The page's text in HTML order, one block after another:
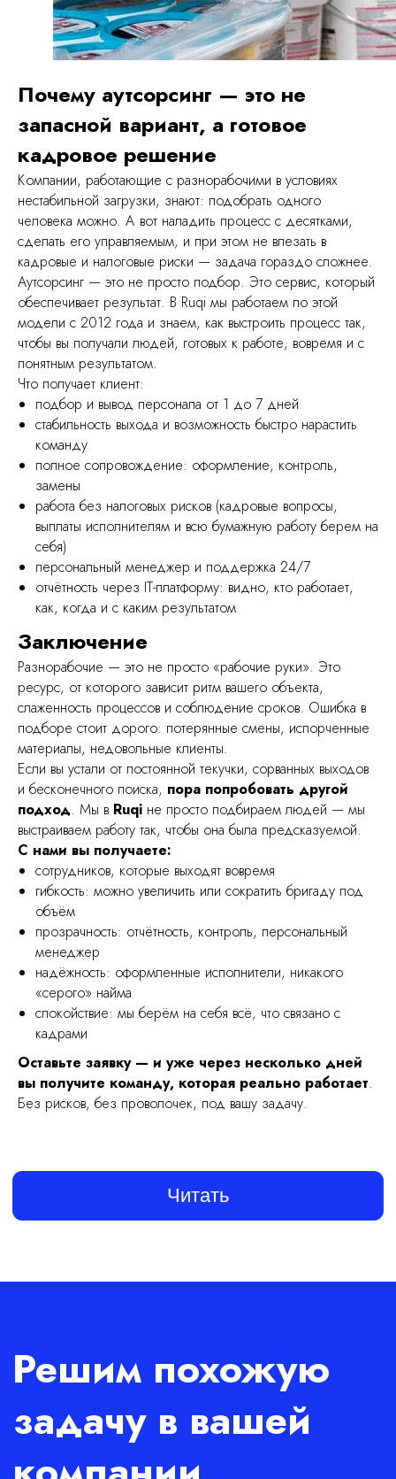
Почему аутсорсинг — это не
запасной вариант, а готовое
кадровое решение
Компании, работающие с разнорабочими в условиях
нестабильной загрузки, знают: подобрать одного
человека можно. А вот наладить процесс с десятками,
сделать его управляемым, и при этом не влезать в
кадровые и налоговые риски — задача гораздо сложнее.
Аутсорсинг — это не просто подбор. Это сервис, который
обеспечивает результат. В Ruqi мы работаем по этой
модели с 2012 года и знаем, как выстроить процесс так,
чтобы вы получали людей, готовых к работе, вовремя и с
понятным результатом.
Что получает клиент:
подбор и вывод персонала от 1 до 7 дней
стабильность выхода и возможность быстро нарастить
команду
полное сопровождение: оформление, контроль,
замены
работа без налоговых рисков (кадровые вопросы,
выплаты исполнителям и всю бумажную работу берем на
себя)
персональный менеджер и поддержка 24/7
отчётность через IT-платформу: видно, кто работает,
как, когда и с каким результатом
Заключение
Разнорабочие — это не просто «рабочие руки». Это
ресурс, от которого зависит ритм вашего объекта,
слаженность процессов и соблюдение сроков. Ошибка в
подборе стоит дорого: потерянные смены, испорченные
материалы, недовольные клиенты.
Если вы устали от постоянной текучки, сорванных выходов
и бесконечного поиска, пора попробовать другой
подход. Мы в Ruqi не просто подбираем людей — мы
выстраиваем работу так, чтобы она была предсказуемой.
С нами вы получаете:
сотрудников, которые выходят вовремя
гибкость: можно увеличить или сократить бригаду под
объём
прозрачность: отчётность, контроль, персональный
менеджер
надёжность: оформленные исполнители, никакого
«серого» найма
спокойствие: мы берём на себя всё, что связано с
кадрами
Оставьте заявку — и уже через несколько дней
вы получите команду, которая реально работает.
Без рисков, без проволочек, под вашу задачу.
info@ruqi.ru
Контакты
+7 499 647 50 49
О сервисе
Персонал
Частые вопросы
Меню
Политика конфиденциальности
Рассчитать стоимость
ООО "Платформенные Решения"
ИНН: 7733440492
Юридический адрес: 125371, город Москва,
Волоколамское ш, д. 116, помещ. 439
Блог